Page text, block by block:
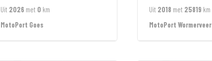
Uit 2026 met 0 km
MotoPort Goes
Uit 2018 met 25819 km
MotoPort Wormerveer